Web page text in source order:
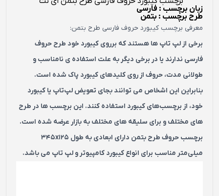
زبان برچسب : فارسی
طرح برچسب : بتمن
معرفی برچسب کیبورد حروف فارسی طرح بتمن:
برخی از لپ تاپ ها هستند که برروی کیبورد خود طرح حروف
فارسی ندارند یا در برخی دیگر به علت استفاده ی نامناسب و
طولانی مدت، حروف از روی کلیدهای کیبورد پاک شده است.
بنابراین این اشخاص می توانند بجای تعویض لپ‌تاپ یا کیبورد
خود، از برچسب‌های کیبورد استفاده کنند. این برچسب ها در طرح
های مختلف و برای سلیقه های مختلف به بازار عرضه شده است.
برچسب حروف طرح بتمن دارای ابعادی به طول 345x125
میلی‌متر مناسب برای انواع کیبورد کامپیوتر و لپ تاپ می باشد.